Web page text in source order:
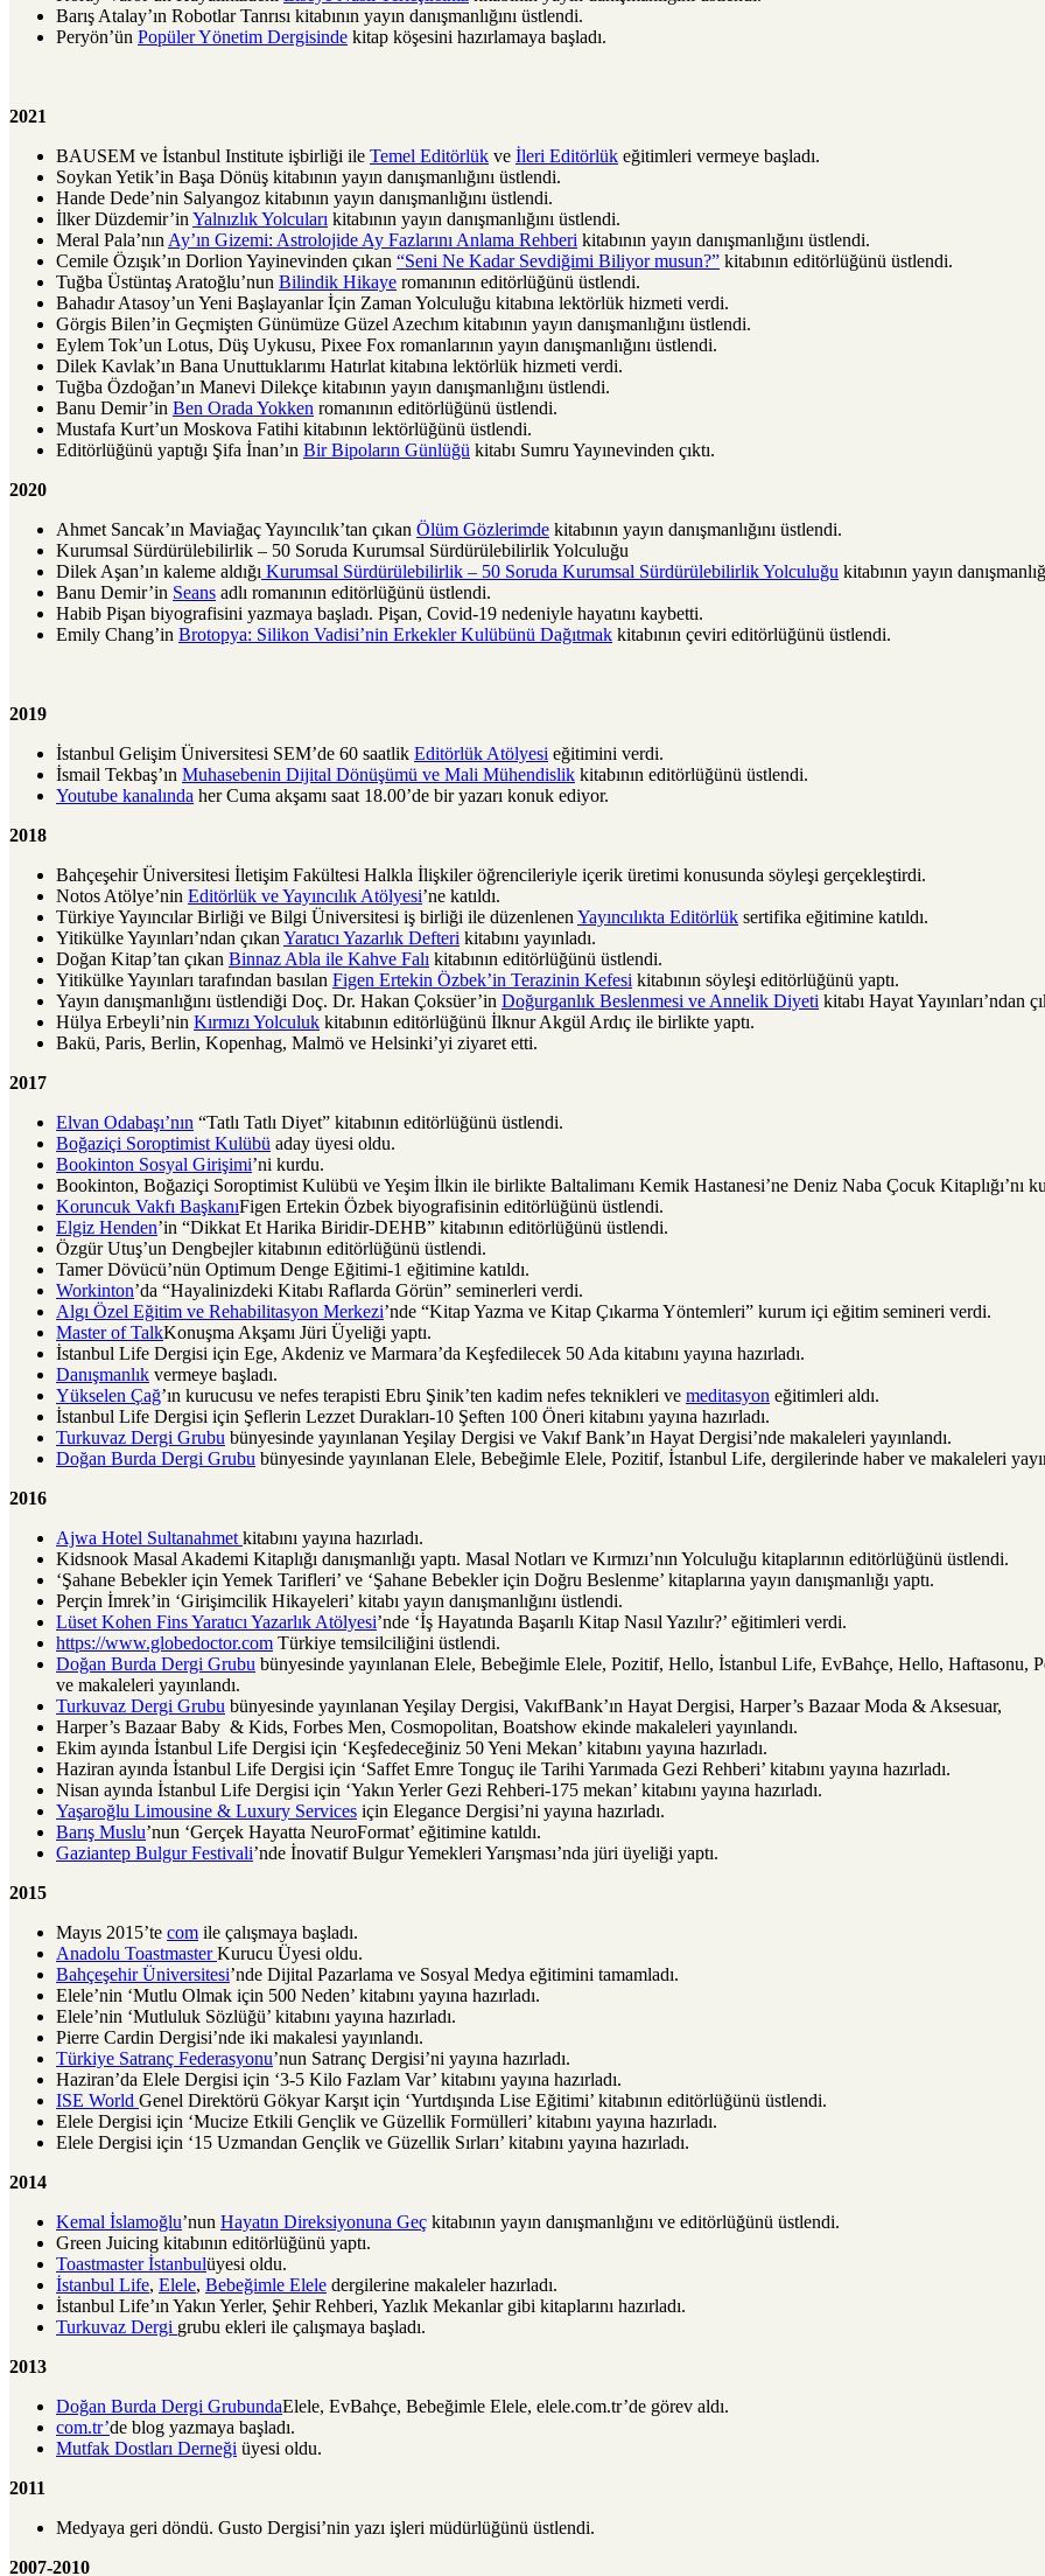
Barış Atalay’ın Robotlar Tanrısı kitabının yayın danışmanlığını üstlendi.
Peryön’ün Popüler Yönetim Dergisinde kitap köşesini hazırlamaya başladı.
2021
BAUSEM ve İstanbul Institute işbirliği ile Temel Editörlük ve İleri Editörlük eğitimleri vermeye başladı.
Soykan Yetik’in Başa Dönüş kitabının yayın danışmanlığını üstlendi.
Hande Dede’nin Salyangoz kitabının yayın danışmanlığını üstlendi.
İlker Düzdemir’inYalnızlık Yolcuları kitabının yayın danışmanlığını üstlendi.
Meral Pala’nınAy’ın Gizemi: Astrolojide Ay Fazlarını Anlama Rehberi kitabının yayın danışmanlığını üstlendi.
Cemile Özışık’ın Dorlion Yayinevinden çıkan “Seni Ne Kadar Sevdiğimi Biliyor musun?” kitabının editörlüğünü üstlendi.
Tuğba Üstüntaş Aratoğlu’nun Bilindik Hikaye romanının editörlüğünü üstlendi.
Bahadır Atasoy’un Yeni Başlayanlar İçin Zaman Yolculuğu kitabına lektörlük hizmeti verdi.
Görgis Bilen’in Geçmişten Günümüze Güzel Azechım kitabının yayın danışmanlığını üstlendi.
Eylem Tok’un Lotus, Düş Uykusu, Pixee Fox romanlarının yayın danışmanlığını üstlendi.
Dilek Kavlak’ın Bana Unuttuklarımı Hatırlat kitabına lektörlük hizmeti verdi.
Tuğba Özdoğan’ın Manevi Dilekçe kitabının yayın danışmanlığını üstlendi.
Banu Demir’in Ben Orada Yokken romanının editörlüğünü üstlendi.
Mustafa Kurt’un Moskova Fatihi kitabının lektörlüğünü üstlendi.
Editörlüğünü yaptığı Şifa İnan’ın Bir Bipoların Günlüğü kitabı Sumru Yayınevinden çıktı.
2020
Ahmet Sancak’ın Maviağaç Yayıncılık’tan çıkan Ölüm Gözlerimde kitabının yayın danışmanlığını üstlendi.
Kurumsal Sürdürülebilirlik – 50 Soruda Kurumsal Sürdürülebilirlik Yolculuğu
Dilek Aşan’ın kaleme aldığı Kurumsal Sürdürülebilirlik – 50 Soruda Kurumsal Sürdürülebilirlik Yolculuğu kitabının yayın
Banu Demir’in Seans adlı romanının editörlüğünü üstlendi.
Habib Pişan biyografisini yazmaya başladı. Pişan, Covid-19 nedeniyle hayatını kaybetti.
Emily Chang’in Brotopya: Silikon Vadisi’nin Erkekler Kulübünü Dağıtmak kitabının çeviri editörlüğünü üstlendi.
2019
İstanbul Gelişim Üniversitesi SEM’de 60 saatlik Editörlük Atölyesi eğitimini verdi.
İsmail Tekbaş’ın Muhasebenin Dijital Dönüşümü ve Mali Mühendislik kitabının editörlüğünü üstlendi.
Youtube kanalında her Cuma akşamı saat 18.00’de bir yazarı konuk ediyor.
2018
Bahçeşehir Üniversitesi İletişim Fakültesi Halkla İlişkiler öğrencileriyle içerik üretimi konusunda söyleşi gerçekleştirdi.
Notos Atölye’nin Editörlük ve Yayıncılık Atölyesi’ne katıldı.
Türkiye Yayıncılar Birliği ve Bilgi Üniversitesi iş birliği ile düzenlenenYayıncılıkta Editörlük sertifika eğitimine katıldı.
Yitikülke Yayınları’ndan çıkanYaratıcı Yazarlık Defteri kitabını yayınladı.
Doğan Kitap’tan çıkan Binnaz Abla ile Kahve Falı kitabının editörlüğünü üstlendi.
Yitikülke Yayınları tarafından basılan Figen Ertekin Özbek’in Terazinin Kefesi kitabının söyleşi editörlüğünü yaptı.
Yayın danışmanlığını üstlendiği Doç. Dr. Hakan Çoksüer’in Doğurganlık Beslenmesi ve Annelik Diyeti kitabı Hayat Yayınları’ndan
Hülya Erbeyli’nin Kırmızı Yolculuk kitabının editörlüğünü İlknur Akgül Ardıç ile birlikte yaptı.
Bakü, Paris, Berlin, Kopenhag, Malmö ve Helsinki’yi ziyaret etti.
2017
Elvan Odabaşı’nın “Tatlı Tatlı Diyet” kitabının editörlüğünü üstlendi.
Boğaziçi Soroptimist Kulübü aday üyesi oldu.
Bookinton Sosyal Girişimi’ni kurdu.
Bookinton, Boğaziçi Soroptimist Kulübü ve Yeşim İlkin ile birlikte Baltalimanı Kemik Hastanesi’ne Deniz Naba Çocuk Kitaplığı’nı
Koruncuk Vakfı BaşkanıFigen Ertekin Özbek biyografisinin editörlüğünü üstlendi.
Elgiz Henden’in “Dikkat Et Harika Biridir-DEHB” kitabının editörlüğünü üstlendi.
Özgür Utuş’un Dengbejler kitabının editörlüğünü üstlendi.
Tamer Dövücü’nün Optimum Denge Eğitimi-1 eğitimine katıldı.
Workinton’da “Hayalinizdeki Kitabı Raflarda Görün” seminerleri verdi.
Algı Özel Eğitim ve Rehabilitasyon Merkezi’nde “Kitap Yazma ve Kitap Çıkarma Yöntemleri” kurum içi eğitim semineri verdi.
Master of TalkKonuşma Akşamı Jüri Üyeliği yaptı.
İstanbul Life Dergisi için Ege, Akdeniz ve Marmara’da Keşfedilecek 50 Ada kitabını yayına hazırladı.
Danışmanlık vermeye başladı.
Yükselen Çağ’ın kurucusu ve nefes terapisti Ebru Şinik’ten kadim nefes teknikleri ve meditasyon eğitimleri aldı.
İstanbul Life Dergisi için Şeflerin Lezzet Durakları-10 Şeften 100 Öneri kitabını yayına hazırladı.
Turkuvaz Dergi Grubu bünyesinde yayınlanan Yeşilay Dergisi ve Vakıf Bank’ın Hayat Dergisi’nde makaleleri yayınlandı.
Doğan Burda Dergi Grubu bünyesinde yayınlanan Elele, Bebeğimle Elele, Pozitif, İstanbul Life, dergilerinde haber ve makaleleri
2016
Ajwa Hotel Sultanahmetkitabını yayına hazırladı.
Kidsnook Masal Akademi Kitaplığı danışmanlığı yaptı. Masal Notları ve Kırmızı’nın Yolculuğu kitaplarının editörlüğünü üstlendi.
‘Şahane Bebekler için Yemek Tarifleri’ ve ‘Şahane Bebekler için Doğru Beslenme’ kitaplarına yayın danışmanlığı yaptı.
Perçin İmrek’in ‘Girişimcilik Hikayeleri’ kitabı yayın danışmanlığını üstlendi.
Lüset Kohen Fins Yaratıcı Yazarlık Atölyesi’nde ‘İş Hayatında Başarılı Kitap Nasıl Yazılır?’ eğitimleri verdi.
https://www.globedoctor.com Türkiye temsilciliğini üstlendi.
Doğan Burda Dergi Grubu bünyesinde yayınlanan Elele, Bebeğimle Elele, Pozitif, Hello, İstanbul Life, EvBahçe, Hello, Haftasonu,
ve makaleleri yayınlandı.
Turkuvaz Dergi Grubu bünyesinde yayınlanan Yeşilay Dergisi, VakıfBank’ın Hayat Dergisi, Harper’s Bazaar Moda & Aksesuar,
Harper’s Bazaar Baby & Kids, Forbes Men, Cosmopolitan, Boatshow ekinde makaleleri yayınlandı.
Ekim ayında İstanbul Life Dergisi için ‘Keşfedeceğiniz 50 Yeni Mekan’ kitabını yayına hazırladı.
Haziran ayında İstanbul Life Dergisi için ‘Saffet Emre Tonguç ile Tarihi Yarımada Gezi Rehberi’ kitabını yayına hazırladı.
Nisan ayında İstanbul Life Dergisi için ‘Yakın Yerler Gezi Rehberi-175 mekan’ kitabını yayına hazırladı.
Yaşaroğlu Limousine & Luxury Services için Elegance Dergisi’ni yayına hazırladı.
Barış Muslu’nun ‘Gerçek Hayatta NeuroFormat’ eğitimine katıldı.
Gaziantep Bulgur Festivali’nde İnovatif Bulgur Yemekleri Yarışması’nda jüri üyeliği yaptı.
2015
Mayıs 2015’te com ile çalışmaya başladı.
Anadolu ToastmasterKurucu Üyesi oldu.
Bahçeşehir Üniversitesi’nde Dijital Pazarlama ve Sosyal Medya eğitimini tamamladı.
Elele’nin ‘Mutlu Olmak için 500 Neden’ kitabını yayına hazırladı.
Elele’nin ‘Mutluluk Sözlüğü’ kitabını yayına hazırladı.
Pierre Cardin Dergisi’nde iki makalesi yayınlandı.
Türkiye Satranç Federasyonu’nun Satranç Dergisi’ni yayına hazırladı.
Haziran’da Elele Dergisi için ‘3-5 Kilo Fazlam Var’ kitabını yayına hazırladı.
ISE World Genel Direktörü Gökyar Karşıt için ‘Yurtdışında Lise Eğitimi’ kitabının editörlüğünü üstlendi.
Elele Dergisi için ‘Mucize Etkili Gençlik ve Güzellik Formülleri’ kitabını yayına hazırladı.
Elele Dergisi için ‘15 Uzmandan Gençlik ve Güzellik Sırları’ kitabını yayına hazırladı.
2014
Kemal İslamoğlu’nun Hayatın Direksiyonuna Geç kitabının yayın danışmanlığını ve editörlüğünü üstlendi.
Green Juicing kitabının editörlüğünü yaptı.
Toastmaster İstanbulüyesi oldu.
İstanbul Life, Elele, Bebeğimle Elele dergilerine makaleler hazırladı.
İstanbul Life’ın Yakın Yerler, Şehir Rehberi, Yazlık Mekanlar gibi kitaplarını hazırladı.
Turkuvaz Dergi grubu ekleri ile çalışmaya başladı.
2013
Doğan Burda Dergi GrubundaElele, EvBahçe, Bebeğimle Elele, elele.com.tr’de görev aldı.
com.tr’de blog yazmaya başladı.
Mutfak Dostları Derneği üyesi oldu.
2011
Medyaya geri döndü. Gusto Dergisi’nin yazı işleri müdürlüğünü üstlendi.
2007-2010